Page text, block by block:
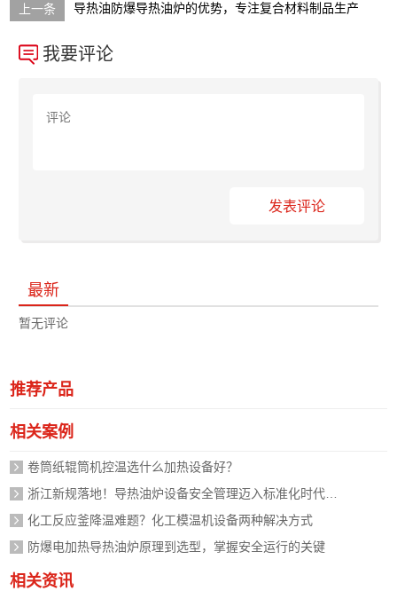
导热油防爆导热油炉的优势，专注复合材料制品生产
我要评论
发表评论
最新
暂无评论
推荐产品
相关案例
卷筒纸辊筒机控温选什么加热设备好？
化工反应釜降温难题？化工模温机设备两种解决方式
防爆电加热导热油炉原理到选型，掌握安全运行的关键
相关资讯